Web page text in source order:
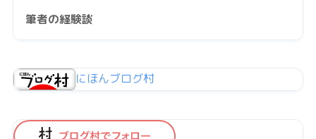
筆者の経験談
にほんブログ村